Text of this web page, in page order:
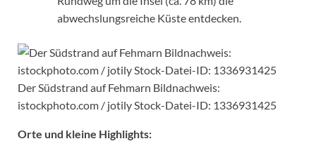
abwechslungsreiche Küste entdecken.
Der Südstrand auf Fehmarn Bildnachweis:
istockphoto.com / jotily Stock-Datei-ID: 1336931425
Orte und kleine Highlights: